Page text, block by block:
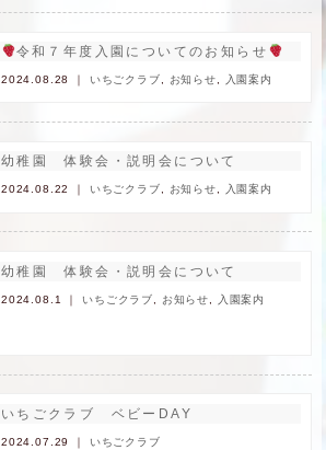
令和７年度入園についてのお知らせ
2024.08.28 ｜ いちごクラブ お知らせ 入園案内
幼稚園 体験会・説明会について
2024.08.22 ｜ いちごクラブ, お知らせ, 入園案内
幼稚園 体験会・説明会について
2024.08.1 ｜ いちごクラブ お知らせ 入園案内
いちごクラブ ベビーDAY
2024.07.29 ｜ いちごクラブ